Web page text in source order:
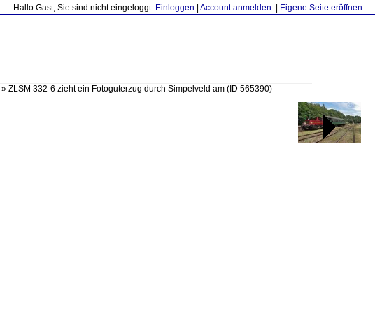
Hallo Gast, Sie sind nicht eingeloggt. Einloggen Account anmelden Eigene Seite eröffnen
» ZLSM 332-6 zieht ein Fotoguterzug durch Simpelveld am (ID 565390)